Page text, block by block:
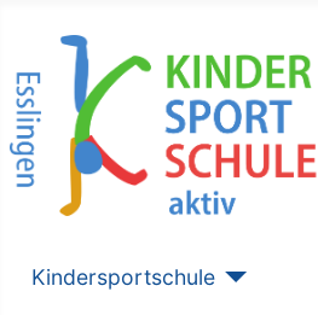
Kindersportschule